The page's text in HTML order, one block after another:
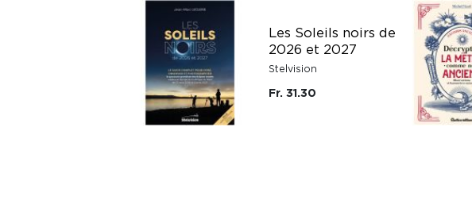
Les Soleils noirs de
2026 et 2027
Stelvision
Fr. 31.30